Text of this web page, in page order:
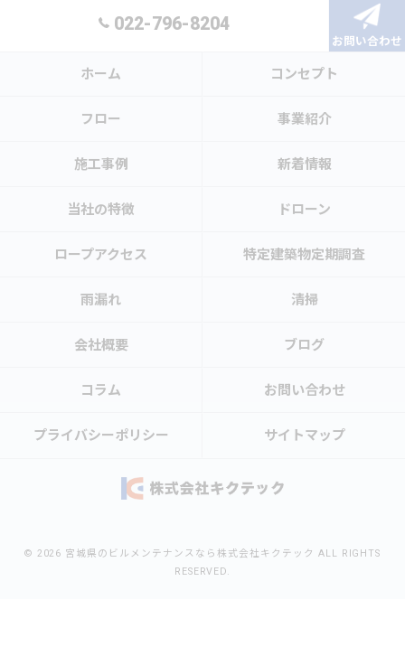
022-796-8204
お問い合わせ
ホーム コンセプト
フロー 事業紹介
施工事例 新着情報
当社の特徴 ドローン
ロープアクセス 特定建築物定期調査
雨漏れ 清掃
会社概要 ブログ
コラム お問い合わせ
プライバシーポリシー サイトマップ
© 2026 宮城県のビルメンテナンスなら株式会社キクテック ALL RIGHTS
RESERVED.